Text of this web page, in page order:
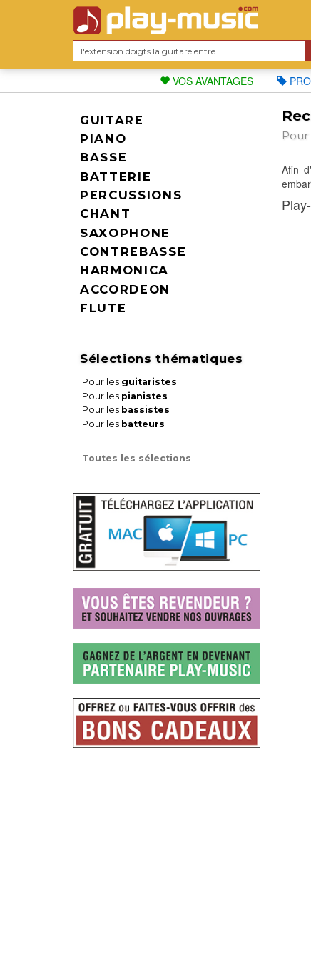
VOS AVANTAGES
GUITARE
PIANO
BASSE
BATTERIE
PERCUSSIONS
CHANT
SAXOPHONE
CONTREBASSE
HARMONICA
ACCORDEON
FLUTE
Sélections thématiques
Pour les guitaristes
Pour les pianistes
Pour les bassistes
Pour les batteurs
Toutes les sélections
Afin